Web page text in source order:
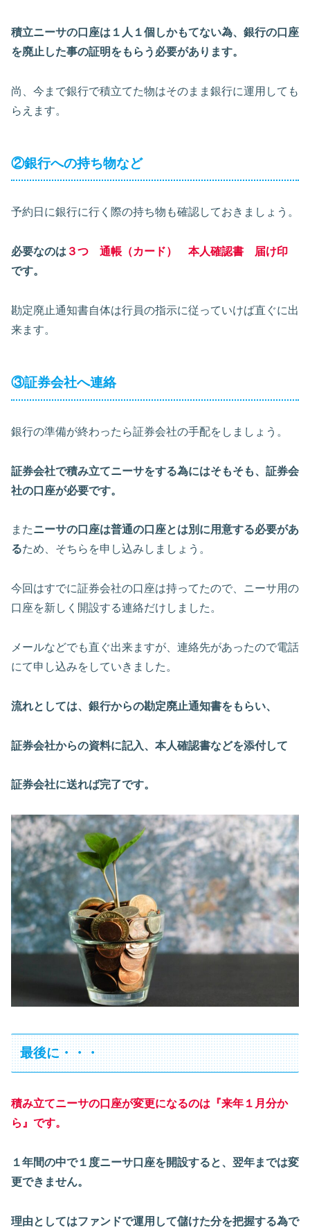
積立ニーサの口座は１人１個しかもてない為、銀行の口座
を廃止した事の証明をもらう必要があります。
尚、今まで銀行で積立てた物はそのまま銀行に運用しても
らえます。
②銀行への持ち物など
予約日に銀行に行く際の持ち物も確認しておきましょう。
必要なのは ３つ 通帳（カード） 本人確認書 届け印
です。
勘定廃止通知書自体は行員の指示に従っていけば直ぐに出
来ます。
③証券会社へ連絡
銀行の準備が終わったら証券会社の手配をしましょう。
証券会社で積み立てニーサをする為にはそもそも、証券会
社の口座が必要です。
またニーサの口座は普通の口座とは別に用意する必要があ
るため、そちらを申し込みしましょう。
今回はすでに証券会社の口座は持ってたので、ニーサ用の
口座を新しく開設する連絡だけしました。
メールなどでも直ぐ出来ますが、連絡先があったので電話
にて申し込みをしていきました。
流れとしては、銀行からの勘定廃止通知書をもらい、
証券会社からの資料に記入、本人確認書などを添付して
証券会社に送れば完了です。
最後に・・・
積み立てニーサの口座が変更になるのは『来年１月分か
ら』です。
１年間の中で１度ニーサ口座を開設すると、翌年までは変
更できません。
理由としてはファンドで運用して儲けた分を把握する為で